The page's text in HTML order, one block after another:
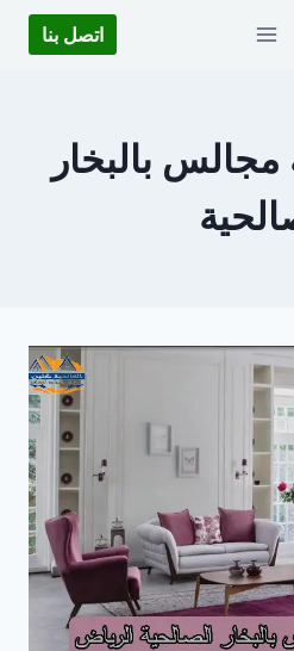
اتصل بنا
بالبخار